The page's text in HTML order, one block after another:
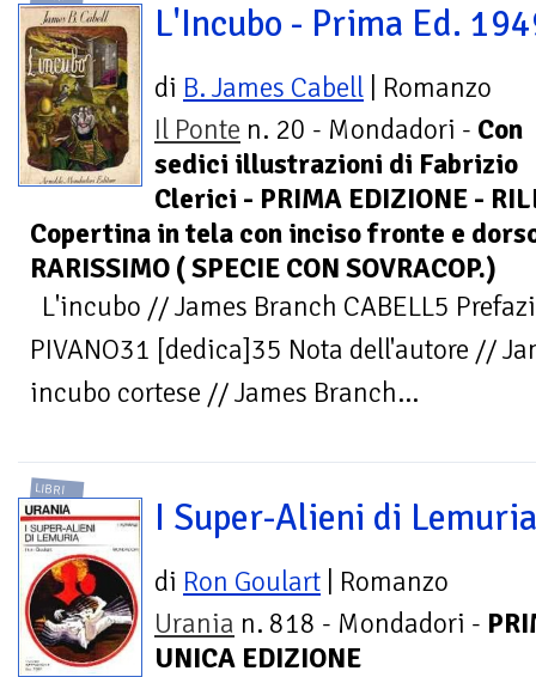
L'Incubo - Prima Ed.
di B. James Cabell | Romanzo
Il Ponte n. 20 - Mondadori - Con
sedici illustrazioni di Fabrizio
Clerici - PRIMA EDIZIONE -
Copertina in tela con inciso fronte e
RARISSIMO ( SPECIE CON SOVRACOP.)
L'incubo // James Branch CABELL5
PIVANO31 [dedica]35 Nota dell'autore //
incubo cortese // James Branch...
LIBRI
I Super-Alieni di Lemuria
di Ron Goulart | Romanzo
Urania n. 818 - Mondadori -
UNICA EDIZIONE